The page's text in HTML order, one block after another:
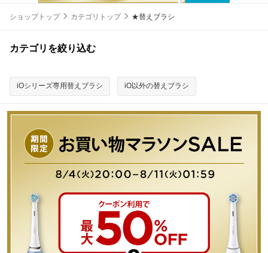
ショップトップ カテゴリトップ ★替えブラシ
カテゴリを絞り込む
iOシリーズ専用替えブラシ iO以外の替えブラシ